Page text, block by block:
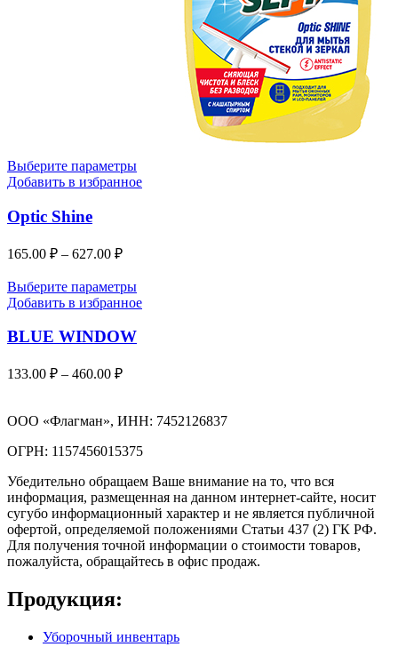
Выберите параметры
Добавить в избранное
Optic Shine
165.00 ₽ – 627.00 ₽
Выберите параметры
Добавить в избранное
BLUE WINDOW
133.00 ₽ – 460.00 ₽
ООО «Флагман», ИНН: 7452126837
ОГРН: 1157456015375
Убедительно обращаем Ваше внимание на то, что вся
информация, размещенная на данном интернет-сайте, носит
сугубо информационный характер и не является публичной
офертой, определяемой положениями Статьи 437 (2) ГК РФ.
Для получения точной информации о стоимости товаров,
пожалуйста, обращайтесь в офис продаж.
Продукция:
Уборочный инвентарь